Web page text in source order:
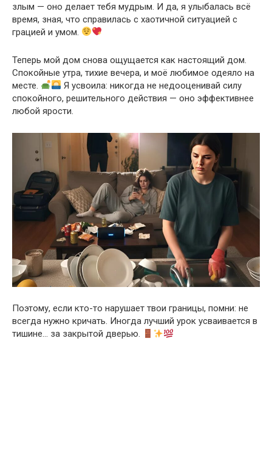
злым — оно делает тебя мудрым. И да, я улыбалась всё
время, зная, что справилась с хаотичной ситуацией с
грацией и умом.
Теперь мой дом снова ощущается как настоящий дом.
Спокойные утра, тихие вечера, и моё любимое одеяло на
месте.
Я усвоила: никогда не недооценивай силу
спокойного, решительного действия — оно эффективнее
любой ярости.
Поэтому, если кто-то нарушает твои границы, помни: не
всегда нужно кричать. Иногда лучший урок усваивается в
тишине… за закрытой дверью.